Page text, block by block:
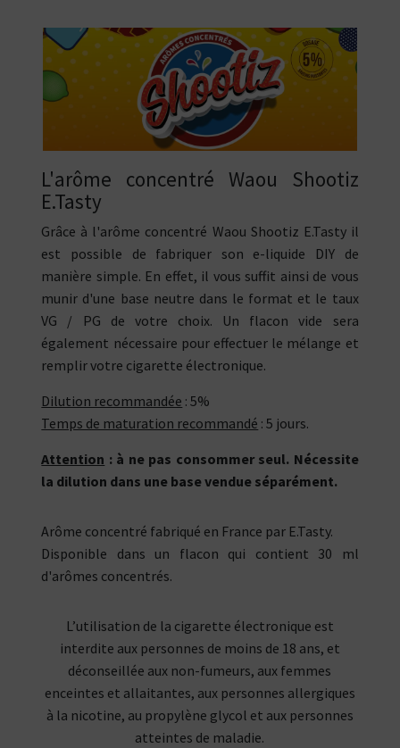
L'arôme concentré Waou Shootiz
E.Tasty
Grâce à l'arôme concentré Waou Shootiz E.Tasty il
est possible de fabriquer son e-liquide DIY de
manière simple. En effet, il vous suffit ainsi de vous
munir d'une base neutre dans le format et le taux
VG / PG de votre choix. Un flacon vide sera
également nécessaire pour effectuer le mélange et
remplir votre cigarette électronique.
Dilution recommandée : 5%
Temps de maturation recommandé : 5 jours.
Attention : à ne pas consommer seul. Nécessite
la dilution dans une base vendue séparément.
Arôme concentré fabriqué en France par E.Tasty.
Disponible dans un flacon qui contient 30 ml
d'arômes concentrés.
L’utilisation de la cigarette électronique est
interdite aux personnes de moins de 18 ans, et
déconseillée aux non-fumeurs, aux femmes
enceintes et allaitantes, aux personnes allergiques
à la nicotine, au propylène glycol et aux personnes
atteintes de maladie.